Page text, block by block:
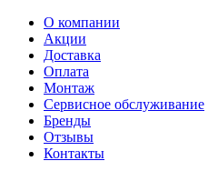
О компании
Акции
Доставка
Оплата
Монтаж
Сервисное обслуживание
Бренды
Отзывы
Контакты